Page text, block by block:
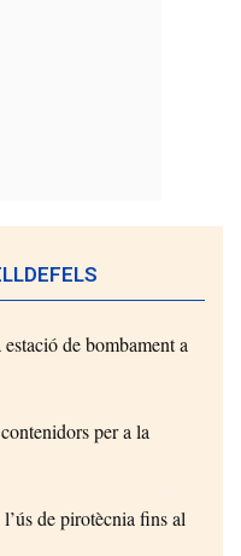
de bombament a
per a la
de pirotècnia fins al